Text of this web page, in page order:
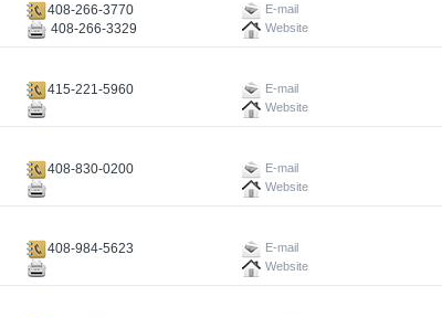
408-266-3770 E-mail
408-266-3329 Website
415-221-5960
E-mail
Website
408-830-0200
E-mail
Website
408-984-5623
E-mail
Website